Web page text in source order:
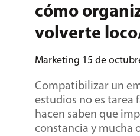
cómo
volverte
Marketing 15 de
Compatibilizar un
estudios no es tarea
hacen saben que
constancia y mucha